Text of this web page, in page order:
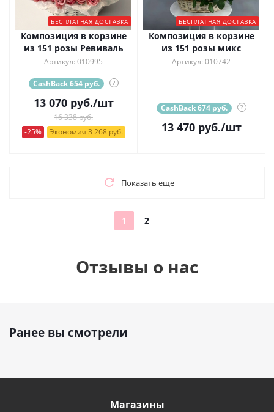
БЕСПЛАТНАЯ ДОСТАВКА
Композиция в корзине
из 151 розы Ревиваль
Артикул: 010995
CashBack 654 руб. ?
13 070руб./шт
16 338 руб.
-25%
Экономия 3 268 руб.
БЕСПЛАТНАЯ ДОСТАВКА
Композиция в корзине
из 151 розы микс
Артикул: 010742
CashBack 674 руб. ?
13 470руб./шт
Показать еще
1 2
Отзывы о нас
Ранее вы смотрели
Магазины